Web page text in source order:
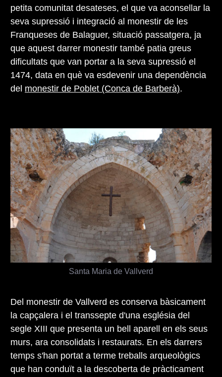
petita comunitat desateses, el que va aconsellar la
seva supressió i integració al monestir de les
Franqueses de Balaguer, situació passatgera, ja
que aquest darrer monestir també patia greus
dificultats que van portar a la seva supressió el
1474, data en què va esdevenir una dependència
del monestir de Poblet (Conca de Barberà).
Santa Maria de Vallverd
Del monestir de Vallverd es conserva bàsicament
la capçalera i el transsepte d'una església del
segle XIII que presenta un bell aparell en els seus
murs, ara consolidats i restaurats. En els darrers
temps s'han portat a terme treballs arqueològics
que han conduït a la descoberta de pràcticament